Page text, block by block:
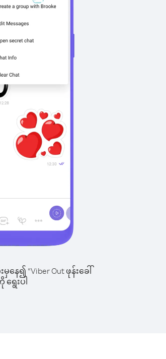
နေ၍ “Viber Out ဖုန်းခေါ်
ရွေးပါ